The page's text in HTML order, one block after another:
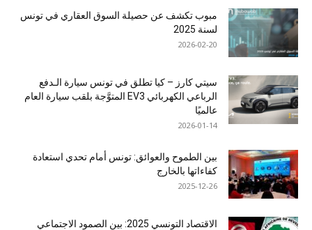
مبوب تكشف عن حصيلة السوق العقاري في تونس
لسنة 2025
2026-02-20
سيتي كارز – كيا تطلق في تونس سيارة الـدفع
الرباعي الكهربائي EV3 المتوَّجة بلقب سيارة العام
عالميًا
2026-01-14
بين الطموح والعوائق: تونس أمام تحدي استعادة
كفاءاتها بالخارج
2025-12-26
الاقتصاد التونسي 2025: بين الصمود الاجتماعي